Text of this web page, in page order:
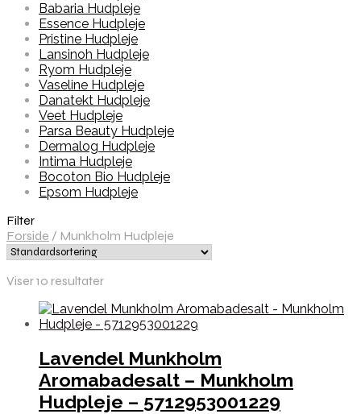
Babaria Hudpleje
Essence Hudpleje
Pristine Hudpleje
Lansinoh Hudpleje
Ryom Hudpleje
Vaseline Hudpleje
Danatekt Hudpleje
Veet Hudpleje
Parsa Beauty Hudpleje
Dermalog Hudpleje
Intima Hudpleje
Bocoton Bio Hudpleje
Epsom Hudpleje
Filter
Forside / Munkholm Hudpleje
Viser 10 resultater
Lavendel Munkholm
Aromabadesalt – Munkholm
Hudpleje – 5712953001229